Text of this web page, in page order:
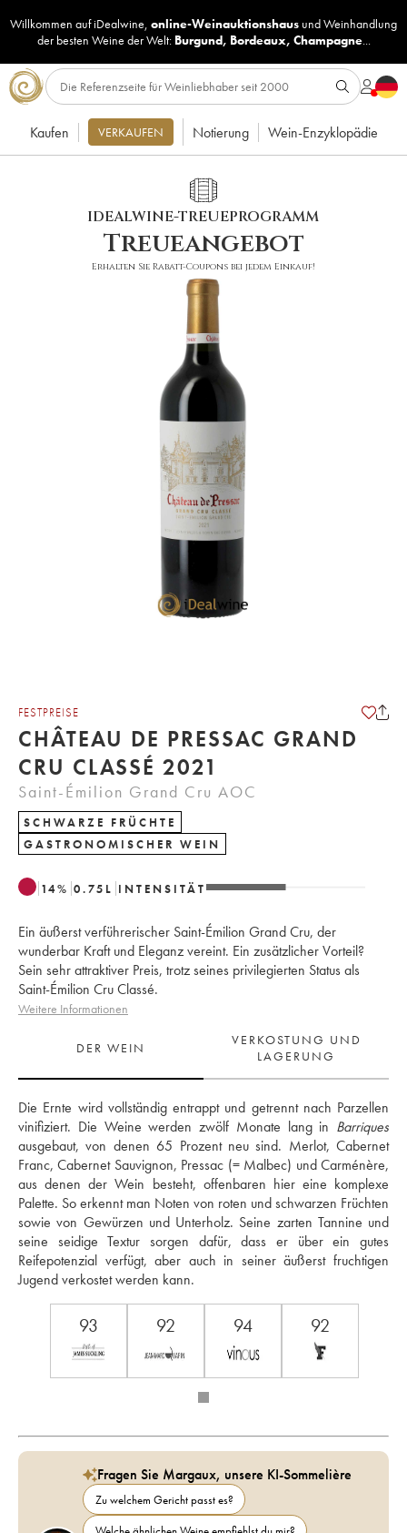
Willkommen auf iDealwine, online-Weinauktionshaus undWeinhandlung
der besten Weine der Welt: Burgund, Bordeaux, Champagne...
Kaufen VERKAUFEN Notierung Wein-Enzyklopädie
IDEALWINE-TREUEPROGRAMM
Treueangebot
Erhalten Sie Rabatt-Coupons bei jedem Einkauf!
FESTPREISE
CHÂTEAU DE PRESSAC GRAND
CRU CLASSÉ 2021
Saint-Émilion Grand Cru AOC
SCHWARZE FRÜCHTE
GASTRONOMISCHER WEIN
14% 0.75 L INTENSITÄT
Ein äußerst verführerischer Saint-Émilion Grand Cru, der
wunderbar Kraft und Eleganz vereint. Ein zusätzlicher Vorteil?
Sein sehr attraktiver Preis, trotz seines privilegierten Status als
Saint-Émilion Cru Classé.
Weitere Informationen
DER WEIN
VERKOSTUNG UND
LAGERUNG
Die Ernte wird vollständig entrappt und getrennt nach Parzellen
vinifiziert. Die Weine werden zwölf Monate lang in Barriques
ausgebaut, von denen 65 Prozent neu sind. Merlot, Cabernet
Franc, Cabernet Sauvignon, Pressac (= Malbec) und Carménère,
aus denen der Wein besteht, offenbaren hier eine komplexe
Palette. So erkennt man Noten von roten und schwarzen Früchten
sowie von Gewürzen und Unterholz. Seine zarten Tannine und
seine seidige Textur sorgen dafür, dass er über ein gutes
Reifepotenzial verfügt, aber auch in seiner äußerst fruchtigen
Jugend verkostet werden kann.
93 92 94 92
Fragen Sie Margaux, unsere KI-Sommelière
Zu welchem Gericht passt es?